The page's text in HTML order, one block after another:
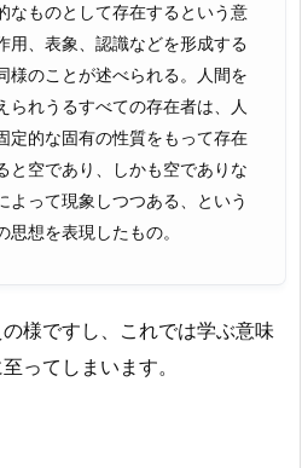
なものとして存在するという意
用、表象、認識などを形成する
様のことが述べられる。人間を
られうるすべての存在者は、人
定的な固有の性質をもって存在
と空であり、しかも空でありな
よって現象しつつある、という
想を表現したもの。
様ですし、これでは学ぶ意味
ってしまいます。